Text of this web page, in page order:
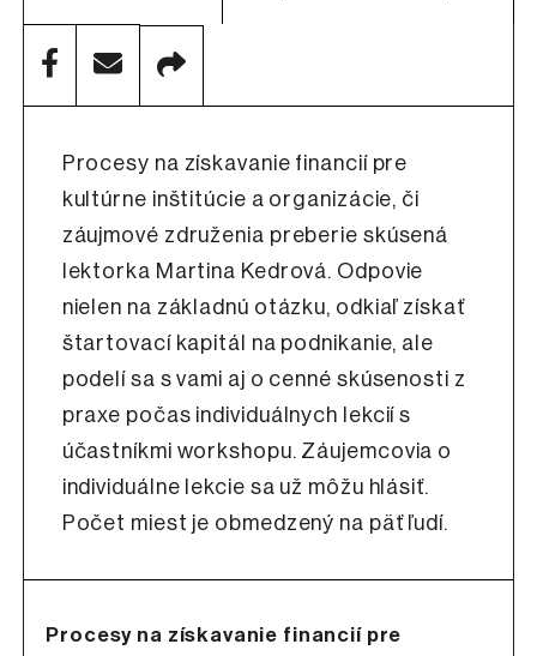
Procesy na získavanie financií pre
kultúrne inštitúcie a organizácie, či
záujmové združenia preberie skúsená
lektorka Martina Kedrová. Odpovie
nielen na základnú otázku, odkiaľ získať
štartovací kapitál na podnikanie, ale
podelí sa s vami aj o cenné skúsenosti z
praxe počas individuálnych lekcií s
účastníkmi workshopu. Záujemcovia o
individuálne lekcie sa už môžu hlásiť.
Počet miest je obmedzený na päť ľudí.
Procesy na získavanie financií pre